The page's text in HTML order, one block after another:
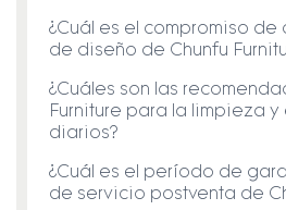
¿Cuál es el compromiso
de diseño de Chunfu
¿Cuáles son las
Furniture para la limpieza
diarios?
¿Cuál es el período de
de servicio postventa de